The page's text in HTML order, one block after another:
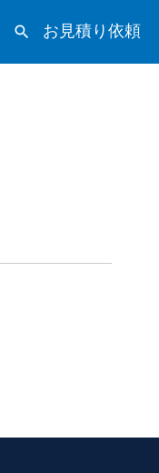
search お見積り依頼